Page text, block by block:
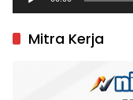
Mitra Kerja